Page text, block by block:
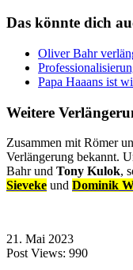
Das könnte dich
Oliver Bahr
Papa Haaans ist
Weitere
Zusammen mit Römer
Verlängerung bekannt.
Bahr und Tony Kulok,
Sieveke und Dominik
21. Mai 2023
Post Views: 990